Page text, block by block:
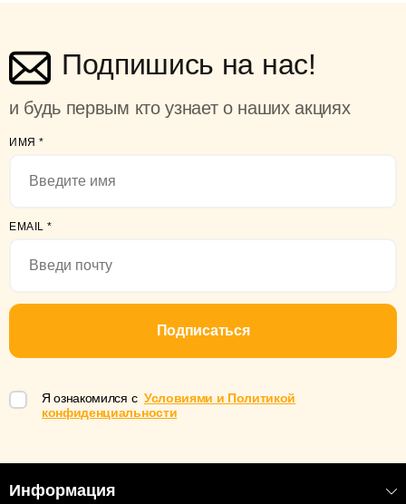
Подпишись на нас!
и будь первым кто узнает о наших акциях
ИМЯ *
EMAIL *
Подписаться
Я ознакомился с Условиями и Политикой
конфиденциальности
Информация